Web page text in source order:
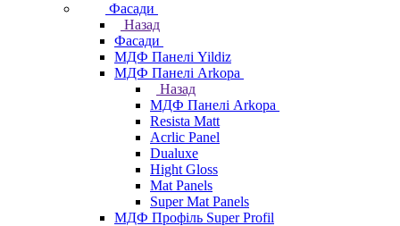
Фасади
Назад
Фасади
МДФ Панелі Yildiz
МДФ Панелі Arkopa
Назад
МДФ Панелі Arkopa
Resista Matt
Acrlic Panel
Dualuxe
Hight Gloss
Mat Panels
Super Mat Panels
МДФ Профіль Super Profil